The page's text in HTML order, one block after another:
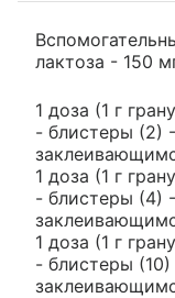
лактоза - 150
1 доза (1 г
- блистеры (2)
1 доза (1 г
- блистеры (4)
1 доза (1 г
- блистеры